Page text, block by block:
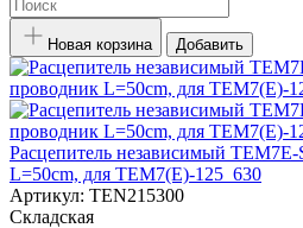
Новая корзина Добавить
Расцепитель независимый
L=50cm, для TEM7(E)-125_630
Артикул: TEN215300
Складская